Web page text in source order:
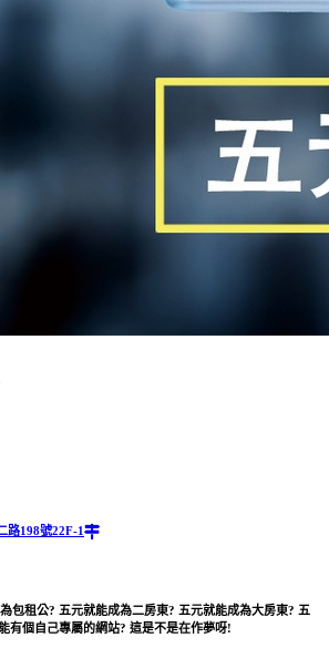
路198號22F-1
包租公? 五元就能成為二房東? 五元就能成為大房東? 五
有個自己專屬的網站? 這是不是在作夢呀!